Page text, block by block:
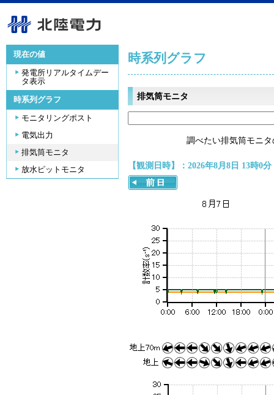
現在の値
発電所リアルタイムデー
タ表示
時系列グラフ
モニタリングポスト
電気出力
排気筒モニタ
放水ピットモニタ
時系列グラフ
排気筒モニタ
調べたい排気筒モニ
【観測日時】：2026年8月8日 13時0分